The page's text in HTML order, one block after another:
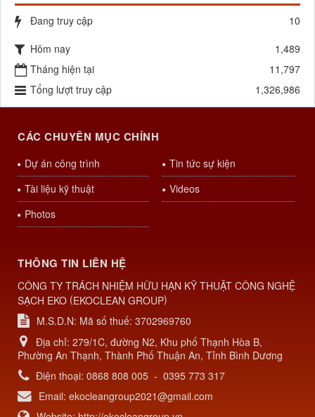
Đang truy cập
10
Hôm nay
1,489
Tháng hiện tại
11,797
Tổng lượt truy cập
1,326,986
CÁC CHUYÊN MỤC CHÍNH
Dự án công trình
Tin tức sự kiện
Tài liệu kỹ thuật
Videos
Photos
THÔNG TIN LIÊN HỆ
CÔNG TY TRÁCH NHIỆM HỮU HẠN KỸ THUẬT CÔNG NGHỆ
SẠCH EKO (EKOCLEAN GROUP)
M.S.D.N: Mã số thuế: 3702969760
Địa chỉ: 279/1C, đường N2, Khu phố Thạnh Hòa B,
Phường An Thạnh, Thành Phố Thuận An, Tỉnh Bình Dương
Điện thoại: 0868 808 005 - 0395 773 317
Email: ekocleangroup2021@gmail.com